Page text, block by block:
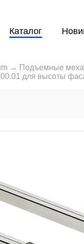
Каталог
→ Подъемные
для высоты